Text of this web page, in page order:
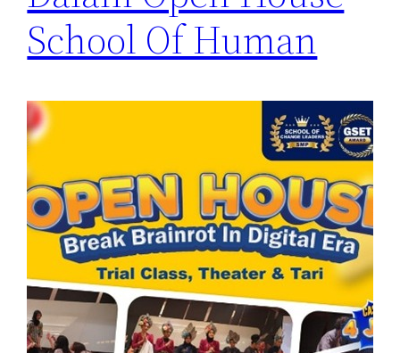
School Of Human